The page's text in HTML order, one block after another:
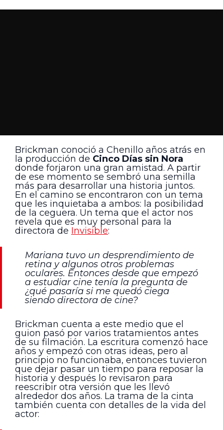
Brickman conoció a Chenillo años atrás en
la producción de Cinco Días sin Nora
donde forjaron una gran amistad. A partir
de ese momento se sembró una semilla
más para desarrollar una historia juntos.
En el camino se encontraron con un tema
que les inquietaba a ambos: la posibilidad
de la ceguera. Un tema que el actor nos
revela que es muy personal para la
directora de Invisible:
Mariana tuvo un desprendimiento de
retina y algunos otros problemas
oculares. Entonces desde que empezó
a estudiar cine tenía la pregunta de
¿qué pasaría si me quedó ciega
siendo directora de cine?
Brickman cuenta a este medio que el
guion pasó por varios tratamientos antes
de su filmación. La escritura comenzó hace
años y empezó con otras ideas, pero al
principio no funcionaba, entonces tuvieron
que dejar pasar un tiempo para reposar la
historia y después lo revisaron para
reescribir otra versión que les llevó
alrededor dos años. La trama de la cinta
también cuenta con detalles de la vida del
actor: